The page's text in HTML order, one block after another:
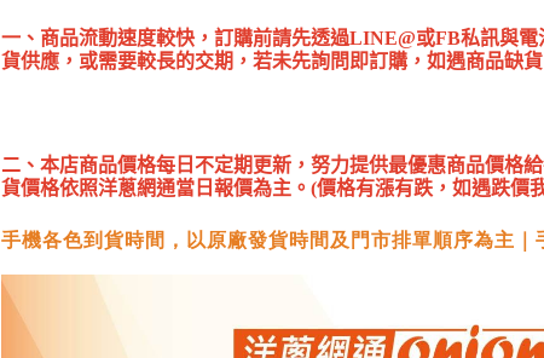
一、商品流動速度較快，訂購前請先透過LINE@或FB私訊與
貨供應，或需要較長的交期，若未先詢問即訂購，如遇商品缺
二、本店商品價格每日不定期更新，努力提供最優惠商品價格
貨價格依照洋蔥網通當日報價為主。(價格有漲有跌，如遇跌價
手機各色到貨時間，以原廠發貨時間及門市排單順序為主｜